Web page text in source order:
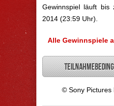
Gewinnspiel läuft bis
2014 (23:59 Uhr).
Alle Gewinnspiele
© Sony Pictures